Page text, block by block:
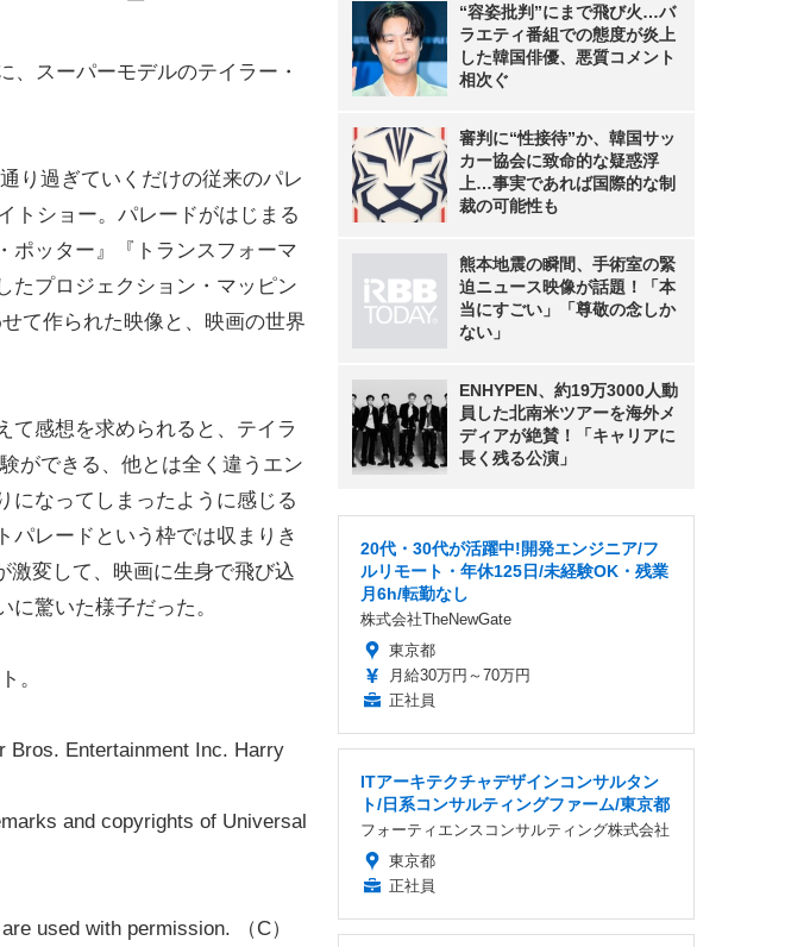
、スーパーモデルのテイラー・
り過ぎていくだけの従来のパレ
トショー。パレードがはじまる
ポッター』『トランスフォーマ
たプロジェクション・マッピン
て作られた映像と、映画の世界
感想を求められると、テイラ
ができる、他とは全く違うエン
になってしまったように感じる
パレードという枠では収まりき
激変して、映画に生身で飛び込
驚いた様子だった。
。
Bros. Entertainment Inc. Harry
and copyrights of Universal
used with permission. （C）
“容姿批判”にまで飛び火…バ
ラエティ番組での態度が炎上
した韓国俳優、悪質コメント
相次ぐ
審判に“性接待”か、韓国サッ
カー協会に致命的な疑惑浮
上…事実であれば国際的な制
裁の可能性も
熊本地震の瞬間、手術室の緊
迫ニュース映像が話題！「本
当にすごい」「尊敬の念しか
ない」
ENHYPEN、約19万3000人動
員した北南米ツアーを海外メ
ディアが絶賛！「キャリアに
長く残る公演」
20代・30代が活躍中!開発エンジニア/フ
ルリモート・年休125日/未経験OK・残業
月6h/転勤なし
株式会社TheNewGate
東京都
月給30万円～70万円
正社員
ITアーキテクチャデザインコンサルタン
ト/日系コンサルティングファーム/東京都
フォーティエンスコンサルティング株式会社
東京都
正社員